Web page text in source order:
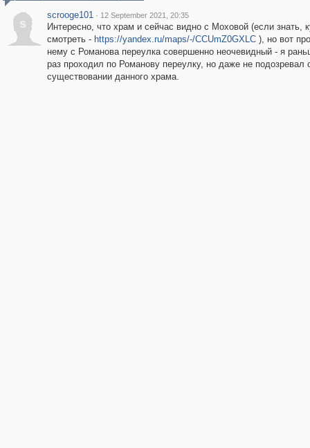
s
scrooge101 · 12 September 2021, 20:35
Интересно, что храм и сейчас видно с Моховой (если знать,
смотреть - https://yandex.ru/maps/-/CCUmZ0GXLC), но вот
нему с Романова переулка совершенно неочевидный - я
раз проходил по Романову переулку, но даже не подозревал
существовании данного храма.